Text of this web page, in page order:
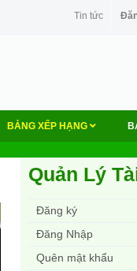
Tin tức
BẢNG XẾP HẠNG
Quản Lý
Đăng ký
Đăng Nhập
Quên mật khẩu